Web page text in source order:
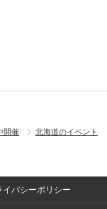
開催
北海道のイベント
イバシーポリシー